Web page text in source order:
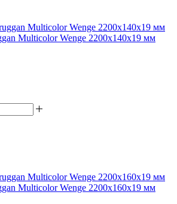
Multicolor Wenge 2200х140х19 мм
Multicolor Wenge 2200х160х19 мм